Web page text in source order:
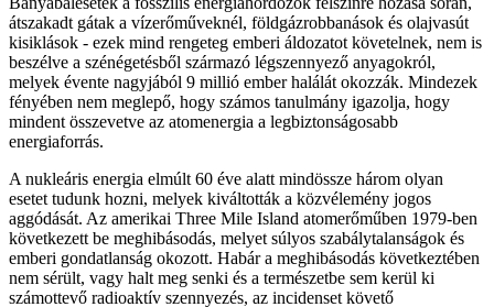
átszakadt gátak a vízerőműveknél, földgázrobbanások és olajvasút
kisiklások - ezek mind rengeteg emberi áldozatot követelnek, nem is
beszélve a szénégetésből származó légszennyező anyagokról,
melyek évente nagyjából 9 millió ember halálát okozzák. Mindezek
fényében nem meglepő, hogy számos tanulmány igazolja, hogy
mindent összevetve az atomenergia a legbiztonságosabb
energiaforrás.
A nukleáris energia elmúlt 60 éve alatt mindössze három olyan
esetet tudunk hozni, melyek kiváltották a közvélemény jogos
aggódását. Az amerikai Three Mile Island atomerőműben 1979-ben
következett be meghibásodás, melyet súlyos szabálytalanságok és
emberi gondatlanság okozott. Habár a meghibásodás következtében
nem sérült, vagy halt meg senki és a természetbe sem kerül ki
számottevő radioaktív szennyezés, az incidenset követő